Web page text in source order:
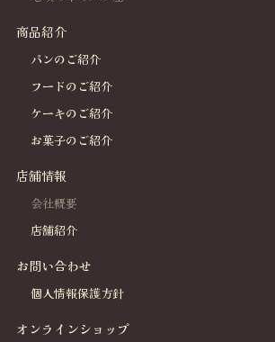
商品紹介
パンのご紹介
フードのご紹介
ケーキのご紹介
お菓子のご紹介
店舗情報
会社概要
店舗紹介
お問い合わせ
個人情報保護方針
オンラインショップ